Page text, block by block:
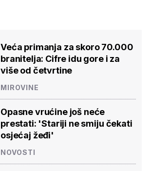
Veća primanja za skoro 70.000
branitelja: Cifre idu gore i za
više od četvrtine
MIROVINE
Opasne vrućine još neće
prestati: 'Stariji ne smiju čekati
osjećaj žeđi'
NOVOSTI